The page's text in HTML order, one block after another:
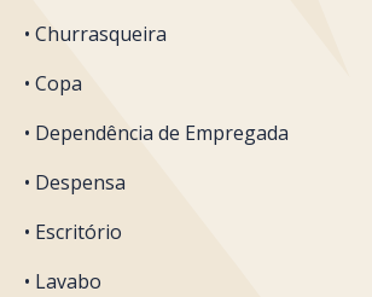
• Churrasqueira
• Copa
• Dependência de Empregada
• Despensa
• Escritório
• Lavabo